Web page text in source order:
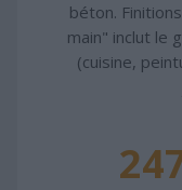
béton.
main" inclut le
(cuisine,